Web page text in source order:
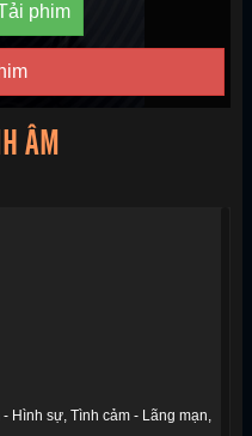
phim
ÂM
- Hình sự Tình cảm - Lãng mạn